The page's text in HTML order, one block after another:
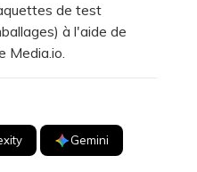
de test
à l'aide de
Media.io.
Gemini